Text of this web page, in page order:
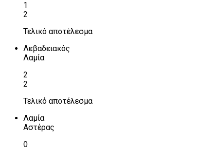
1
2
Τελικό αποτέλεσμα
Λεβαδειακός
Λαμία
2
2
Τελικό αποτέλεσμα
Λαμία
Αστέρας
0